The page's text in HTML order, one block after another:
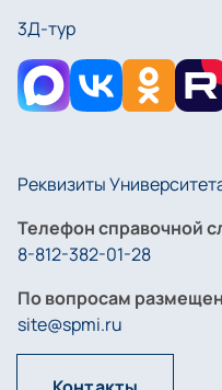
3Д-тур
Реквизиты
Телефон справочной
8-812-382-01-28
По вопросам
site@spmi.ru